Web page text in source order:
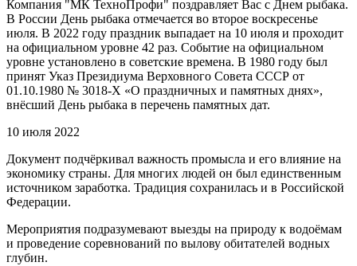
Компания "МК ТехноПрофи" поздравляет Вас с Днем рыбака.
В России День рыбака отмечается во второе воскресенье
июля. В 2022 году праздник выпадает на 10 июля и проходит
на официальном уровне 42 раз. Событие на официальном
уровне установлено в советские времена. В 1980 году был
принят Указ Президиума Верховного Совета СССР от
01.10.1980 № 3018-X «О праздничных и памятных днях»,
внёсший День рыбака в перечень памятных дат.
10 июля 2022
Документ подчёркивал важность промысла и его влияние на
экономику страны. Для многих людей он был единственным
источником заработка. Традиция сохранилась и в Российской
Федерации.
Мероприятия подразумевают выезды на природу к водоёмам
и проведение соревнований по вылову обитателей водных
глубин.